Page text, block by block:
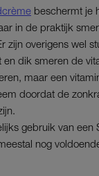
beschermt je
in de praktijk
zijn overigens wel
en dik smeren de
maar een
doordat de
gebruik van een
nog